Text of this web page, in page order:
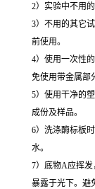
2）实验中不用
3）不用的其它
前使用。
4）使用一次性
免使用带金属部
5）使用干净的
成份及样品。
6）洗涤酶标板
水。
7）底物A应挥
暴露于光下。避